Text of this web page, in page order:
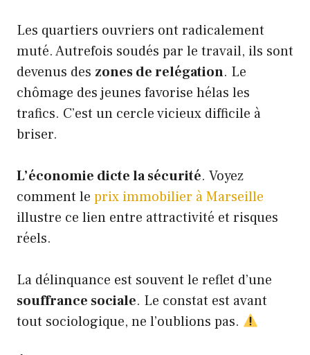
Les quartiers ouvriers ont radicalement
muté. Autrefois soudés par le travail, ils sont
devenus des zones de relégation. Le
chômage des jeunes favorise hélas les
trafics. C’est un cercle vicieux difficile à
briser.
L’économie dicte la sécurité. Voyez
comment le prix immobilier à Marseille
illustre ce lien entre attractivité et risques
réels.
La délinquance est souvent le reflet d’une
souffrance sociale. Le constat est avant
tout sociologique, ne l’oublions pas.